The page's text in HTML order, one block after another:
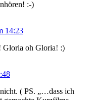
:-)
14:23
oh Gloria! :)
( PS. „…dass ich